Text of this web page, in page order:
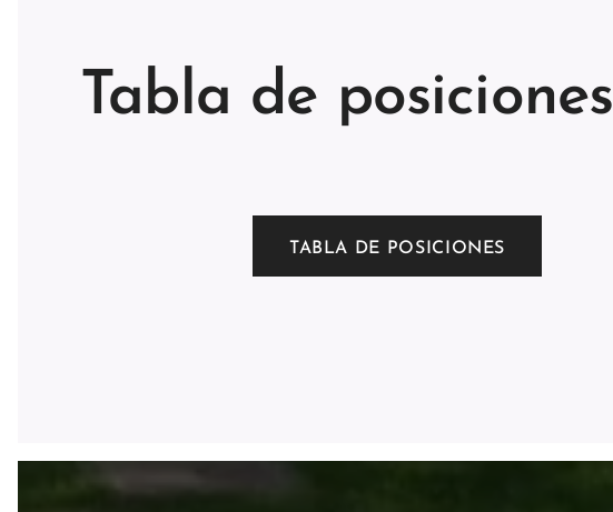
Tabla de posiciones
TABLA DE POSICIONES